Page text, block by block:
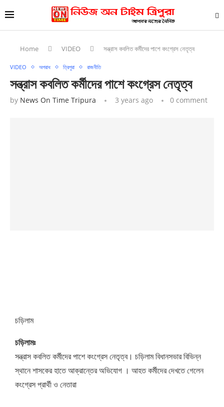
Home VIDEO সন্ত্রাস কবলিত কর্মীদের পাশে কংগ্রেস নেতৃত্ব
VIDEO অপরাধ ত্রিপুরা রাজনীতি
সন্ত্রাস কবলিত কর্মীদের পাশে কংগ্রেস নেতৃত্ব
by News On Time Tripura 3 years ago 0 comment
চড়িলাম
চড়িলামঃ
সন্ত্রাস কবলিত কর্মীদের পাশে কংগ্রেস নেতৃত্ব। চড়িলাম বিধানসভার বিভিন্ন
স্থানে শাসকের হাতে আক্রান্তের অভিযোগ । আহত কর্মীদের দেখতে গেলেন
কংগ্রেস প্রার্থী ও নেতারা